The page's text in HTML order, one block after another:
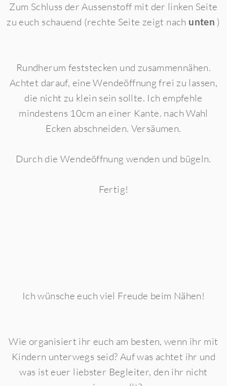
Zum Schluss der Aussenstoff mit der linken Seite
zu euch schauend (rechte Seite zeigt nach unten )
Rundherum feststecken und zusammennähen.
Achtet darauf, eine Wendeöffnung frei zu lassen,
die nicht zu klein sein sollte. Ich empfehle
mindestens 10cm an einer Kante. nach Wahl
Ecken abschneiden. Versäumen.
Durch die Wendeöffnung wenden und bügeln.
Fertig!
Ich wünsche euch viel Freude beim Nähen!
Wie organisiert ihr euch am besten, wenn ihr mit
Kindern unterwegs seid? Auf was achtet ihr und
was ist euer liebster Begleiter, den ihr nicht